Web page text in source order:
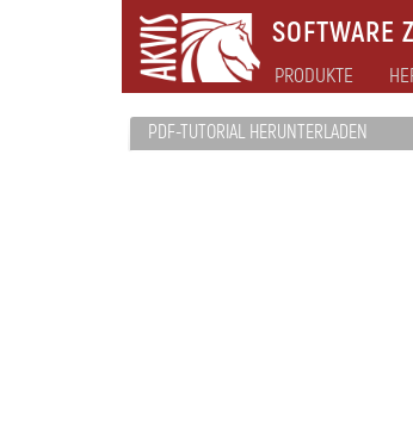
SOFTWARE
PRODUKTE
PDF-TUTORIAL HERUNTERLADEN